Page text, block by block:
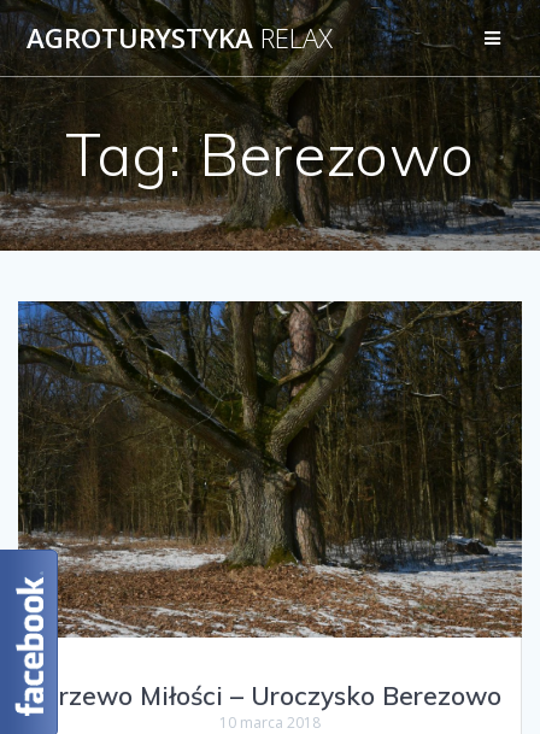
AGROTURYSTYKARELAX
Tag:Berezowo
Drzewo Miłości – Uroczysko Berezowo
10 marca 2018